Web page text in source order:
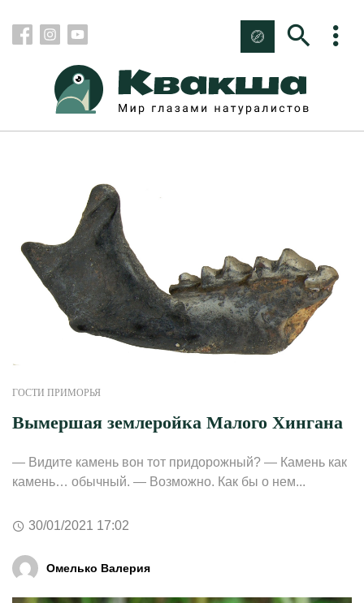
ГОСТИ ПРИМОРЬЯ
Вымершая землеройка Малого Хингана
— Видите камень вон тот придорожный? — Камень как
камень… обычный. — Возможно. Как бы о нем...
30/01/2021 17:02
Омелько Валерия